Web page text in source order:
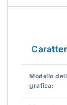
Modello
grafica: